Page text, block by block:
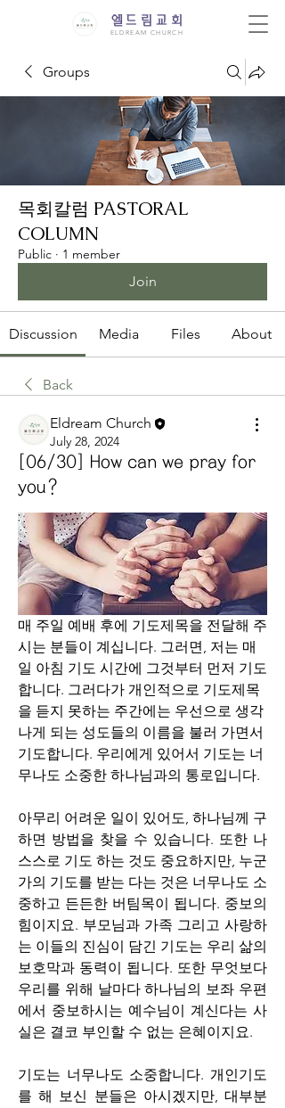
엘드림교회
ELDREAM CHURCH
Groups
목회칼럼 PASTORAL
COLUMN
Public · 1 member
Join
Discussion Media Files About
Back
Eldream Church
July 28, 2024
[06/30] How can we pray for
you?
매 주일 예배 후에 기도제목을 전달해 주
시는 분들이 계십니다. 그러면, 저는 매
일 아침 기도 시간에 그것부터 먼저 기도
합니다. 그러다가 개인적으로 기도제목
을 듣지 못하는 주간에는 우선으로 생각
나게 되는 성도들의 이름을 불러 가면서
기도합니다. 우리에게 있어서 기도는 너
무나도 소중한 하나님과의 통로입니다.
아무리 어려운 일이 있어도, 하나님께 구
하면 방법을 찾을 수 있습니다. 또한 나
스스로 기도 하는 것도 중요하지만, 누군
가의 기도를 받는 다는 것은 너무나도 소
중하고 든든한 버팀목이 됩니다. 중보의
힘이지요. 부모님과 가족 그리고 사랑하
는 이들의 진심이 담긴 기도는 우리 삶의
보호막과 동력이 됩니다. 또한 무엇보다
우리를 위해 날마다 하나님의 보좌 우편
에서 중보하시는 예수님이 계신다는 사
실은 결코 부인할 수 없는 은혜이지요.
기도는 너무나도 소중합니다. 개인기도
를 해 보신 분들은 아시겠지만, 대부분